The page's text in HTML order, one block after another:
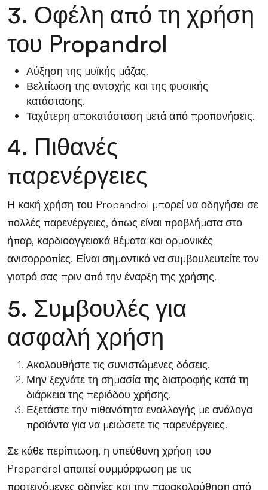
3. Οφέλη από τη χρήση
του Propandrol
Αύξηση της μυϊκής μάζας.
Βελτίωση της αντοχής και της φυσικής
κατάστασης.
Ταχύτερη αποκατάσταση μετά από προπονήσεις.
4. Πιθανές
παρενέργειες
Η κακή χρήση του Propandrol μπορεί να οδηγήσει σε
πολλές παρενέργειες, όπως είναι προβλήματα στο
ήπαρ, καρδιοαγγειακά θέματα και ορμονικές
ανισορροπίες. Είναι σημαντικό να συμβουλευτείτε τον
γιατρό σας πριν από την έναρξη της χρήσης.
5. Συμβουλές για
ασφαλή χρήση
Ακολουθήστε τις συνιστώμενες δόσεις.
Μην ξεχνάτε τη σημασία της διατροφής κατά τη
διάρκεια της περιόδου χρήσης.
Εξετάστε την πιθανότητα εναλλαγής με ανάλογα
προϊόντα για να μειώσετε τις παρενέργειες.
Σε κάθε περίπτωση, η υπεύθυνη χρήση του
Propandrol απαιτεί συμμόρφωση με τις